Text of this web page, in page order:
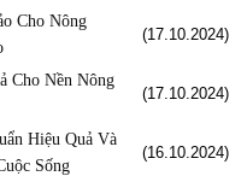
Cho Nông
(17.10.2024)
Cho Nền Nông
(17.10.2024)
Hiệu Quả Và
Sống
(16.10.2024)